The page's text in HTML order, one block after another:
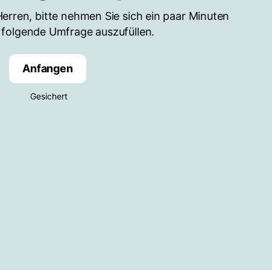
bitte nehmen Sie sich ein paar Minuten
Umfrage auszufüllen.
Anfangen
Gesichert